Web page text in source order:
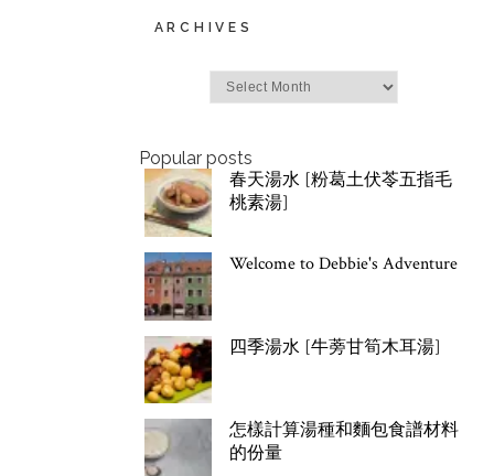
ARCHIVES
Popular posts
春天湯水 [粉葛土伏苓五指毛
桃素湯]
Welcome to Debbie's Adventure
四季湯水 [牛蒡甘筍木耳湯]
怎樣計算湯種和麵包食譜材料
的份量